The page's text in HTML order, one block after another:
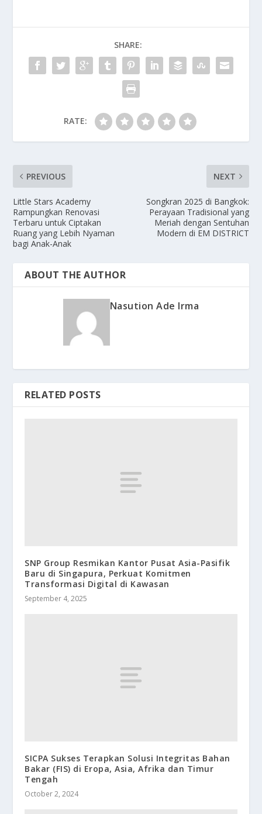
SHARE:
RATE:
PREVIOUS
Little Stars Academy
Rampungkan Renovasi
Terbaru untuk Ciptakan
Ruang yang Lebih Nyaman
bagi Anak-Anak
NEXT
Songkran 2025 di Bangkok:
Perayaan Tradisional yang
Meriah dengan Sentuhan
Modern di EM DISTRICT
ABOUT THE AUTHOR
Nasution Ade Irma
RELATED POSTS
SNP Group Resmikan Kantor Pusat Asia-Pasifik
Baru di Singapura, Perkuat Komitmen
Transformasi Digital di Kawasan
September 4, 2025
SICPA Sukses Terapkan Solusi Integritas Bahan
Bakar (FIS) di Eropa, Asia, Afrika dan Timur
Tengah
October 2, 2024